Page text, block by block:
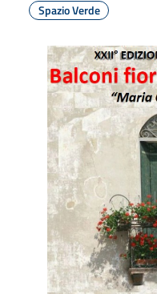
Spazio Verde